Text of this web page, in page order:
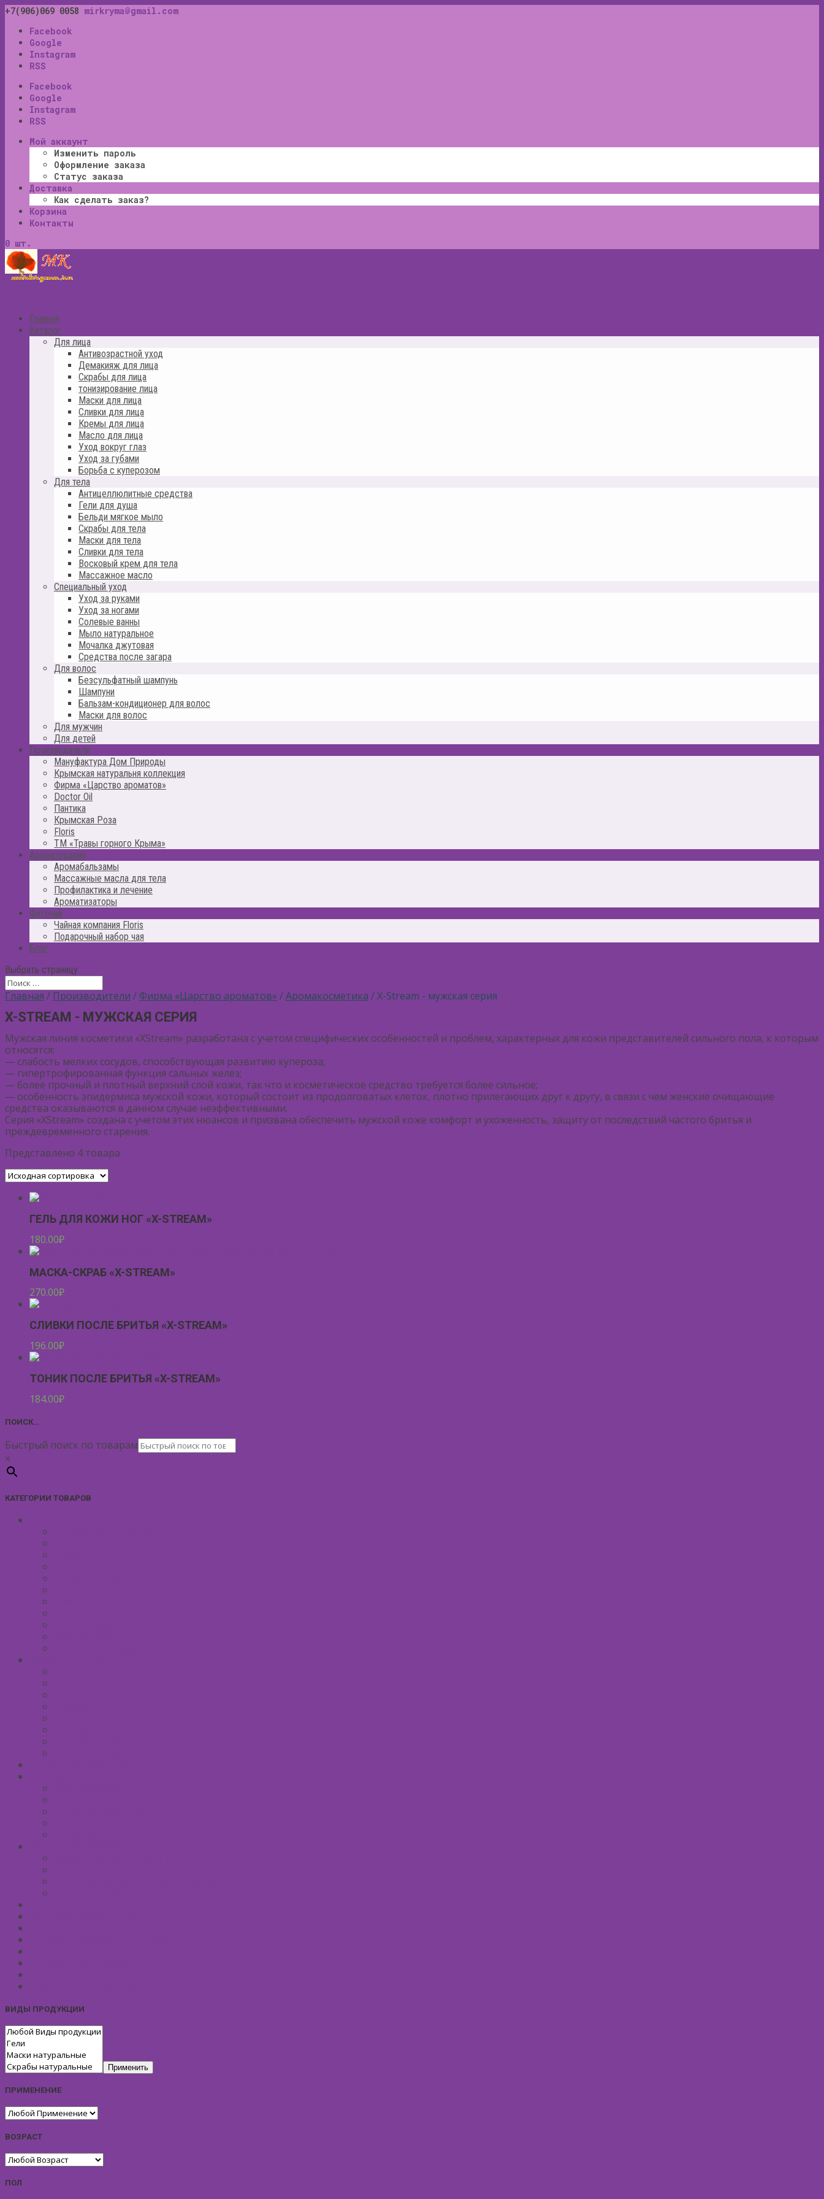
+7(906)069 0058 mirkryma@gmail.com
Facebook
Google
Instagram
RSS
Facebook
Google
Instagram
RSS
Мой аккаунт
Изменить пароль
Оформление заказа
Статус заказа
Доставка
Как сделать заказ?
Корзина
Контакты
0 шт.
Главная
Каталог
Для лица
Антивозрастной уход
Демакияж для лица
Скрабы для лица
тонизирование лица
Маски для лица
Сливки для лица
Кремы для лица
Масло для лица
Уход вокруг глаз
Уход за губами
Борьба с куперозом
Для тела
Антицеллюлитные средства
Гели для душа
Бельди мягкое мыло
Скрабы для тела
Маски для тела
Сливки для тела
Восковый крем для тела
Массажное масло
Специальный уход
Уход за руками
Уход за ногами
Солевые ванны
Мыло натуральное
Мочалка джутовая
Средства после загара
Для волос
Безсульфатный шампунь
Шампуни
Бальзам-кондиционер для волос
Маски для волос
Для мужчин
Для детей
Производители
Мануфактура Дом Природы
Крымская натуральня коллекция
Фирма «Царство ароматов»
Doctor Oil
Пантика
Крымская Роза
Floris
ТМ «Травы горного Крыма»
Ароматерапия
Аромабальзамы
Массажные масла для тела
Профилактика и лечение
Ароматизаторы
Фиточай
Чайная компания Floris
Подарочный набор чая
Блог
Выбрать страницу
Главная / Производители / Фирма «Царство ароматов» /Аромакосметика / X-Stream - мужская серия
X-STREAM - МУЖСКАЯ СЕРИЯ
Мужская линия косметики «XStream» разработана с учетом специфических особенностей и проблем, характерных для кожи представителей сильного пола, к которым
относятся:
— слабость мелких сосудов, способствующая развитию купероза;
— гипертрофированная функция сальных желез;
— более прочный и плотный верхний слой кожи, так что и косметическое средство требуется более сильное;
— особенность эпидермиса мужской кожи, который состоит из продолговатых клеток, плотно прилегающих друг к другу, в связи с чем женские очищающие
средства оказываются в данном случае неэффективными.
Серия «XStream» создана с учетом этих нюансов и призвана обеспечить мужской коже комфорт и ухоженность, защиту от последствий частого бритья и
преждевременного старения.
Представлено 4 товара
ГЕЛЬ ДЛЯ КОЖИ НОГ «X-STREAM»
180.00₽
МАСКА-СКРАБ «X-STREAM»
270.00₽
СЛИВКИ ПОСЛЕ БРИТЬЯ «X-STREAM»
196.00₽
ТОНИК ПОСЛЕ БРИТЬЯ «X-STREAM»
184.00₽
ПОИСК…
Быстрый поиск по товарам
×
КАТЕГОРИИ ТОВАРОВ
ВИДЫ ПРОДУКЦИИ
Применить
ПРИМЕНЕНИЕ
ВОЗРАСТ
ПОЛ